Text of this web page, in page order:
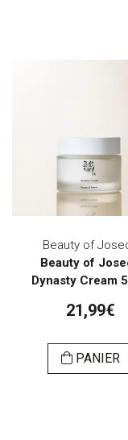
Beauty of
Beauty of
Dynasty Cream
21,99€
PANIER